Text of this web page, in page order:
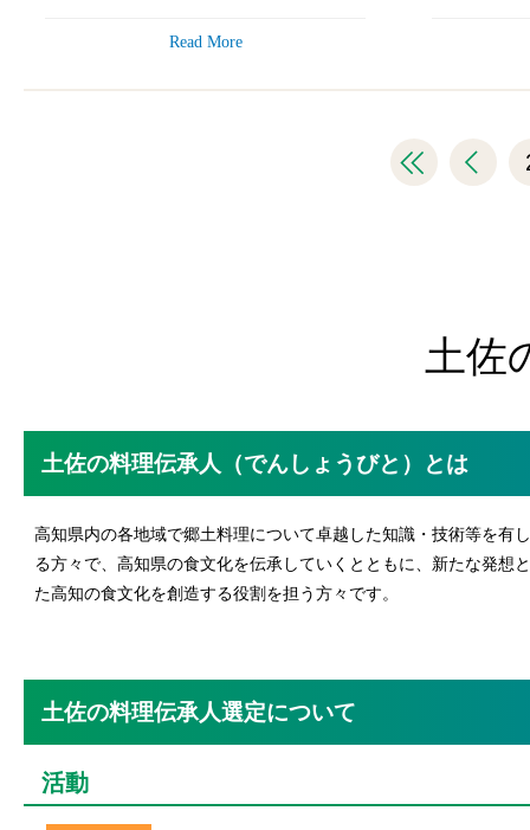
Read More
土佐
土佐の料理伝承人（でんしょうびと）とは
高知県内の各地域で郷土料理について卓越した知識・技術等を有
る方々で、高知県の食文化を伝承していくとともに、新たな発想
た高知の食文化を創造する役割を担う方々です。
土佐の料理伝承人選定について
活動